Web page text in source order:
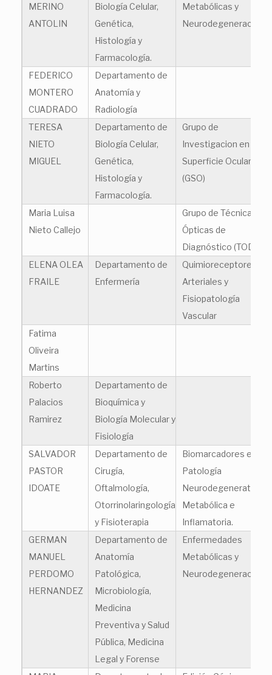
MERINO
ANTOLIN
Biología Celular,
Genética,
Histología y
Farmacología.
Metabólicas y
Neurodegeneración
FEDERICO
MONTERO
CUADRADO
Departamento de
Anatomía y
Radiología
TERESA
NIETO
MIGUEL
Departamento de
Biología Celular,
Genética,
Histología y
Farmacología.
Grupo de
Investigacion en
Superficie Ocular
(GSO)
Maria Luisa
Nieto Callejo
Grupo de Técnicas
Ópticas de
Diagnóstico (TOD)
ELENA OLEA
FRAILE
Departamento de
Enfermería
Quimioreceptores
Arteriales y
Fisiopatología
Vascular
Fatima
Oliveira
Martins
Roberto
Palacios
Ramirez
Departamento de
Bioquímica y
Biología Molecular y
Fisiología
SALVADOR
PASTOR
IDOATE
Departamento de
Cirugía,
Oftalmología,
Otorrinolaringología
y Fisioterapia
Biomarcadores en
Patología
Neurodegenerativa,
Metabólica e
Inflamatoria.
GERMAN
MANUEL
PERDOMO
HERNANDEZ
Departamento de
Anatomía
Patológica,
Microbiología,
Medicina
Preventiva y Salud
Pública, Medicina
Legal y Forense
Enfermedades
Metabólicas y
Neurodegeneración